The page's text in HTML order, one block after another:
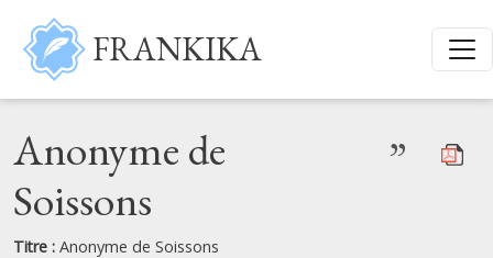
Aller au contenu principal
FRANKIKA
Anonyme de
Soissons
”
Titre : Anonyme de Soissons